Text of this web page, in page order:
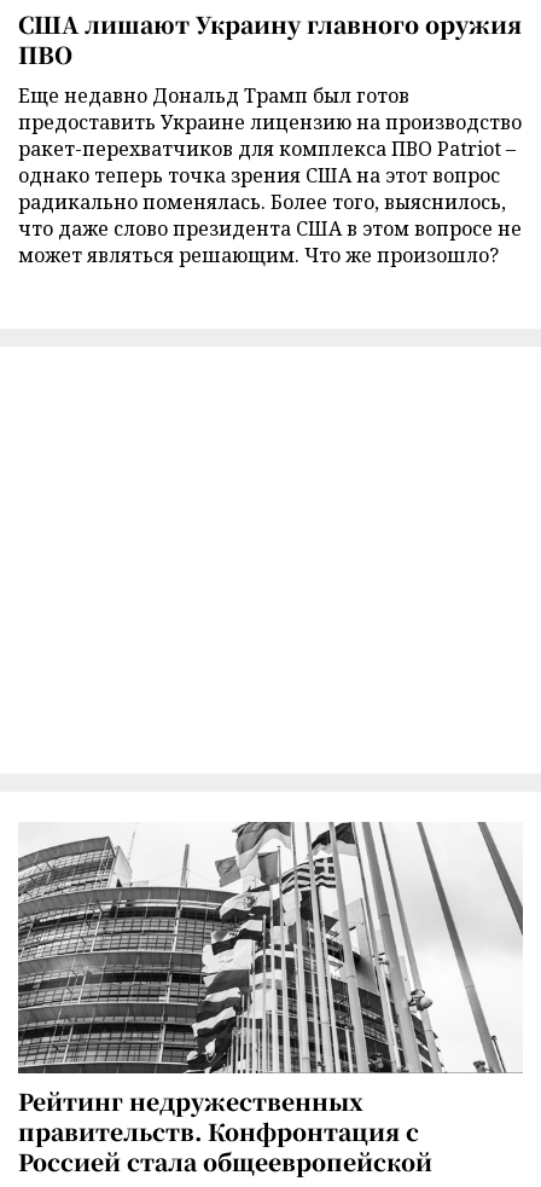
США лишают Украину главного оружия
ПВО
Еще недавно Дональд Трамп был готов
предоставить Украине лицензию на производство
ракет-перехватчиков для комплекса ПВО Patriot –
однако теперь точка зрения США на этот вопрос
радикально поменялась. Более того, выяснилось,
что даже слово президента США в этом вопросе не
может являться решающим. Что же произошло?
Рейтинг недружественных
правительств. Конфронтация с
Россией стала общеевропейской